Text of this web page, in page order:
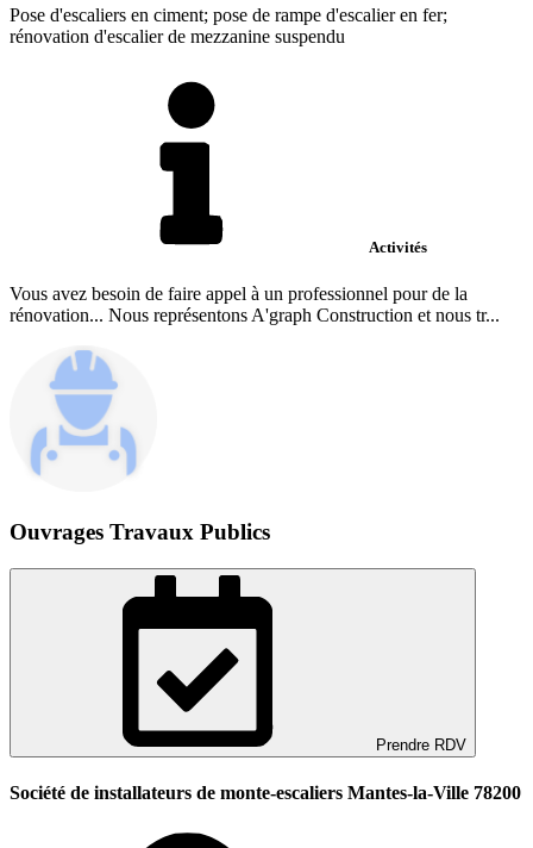
Pose d'escaliers en ciment; pose de rampe d'escalier en fer;
rénovation d'escalier de mezzanine suspendu
Activités
Vous avez besoin de faire appel à un professionnel pour de la
rénovation... Nous représentons A'graph Construction et nous tr...
Ouvrages Travaux Publics
Prendre RDV
Société de installateurs de monte-escaliers Mantes-la-Ville 78200